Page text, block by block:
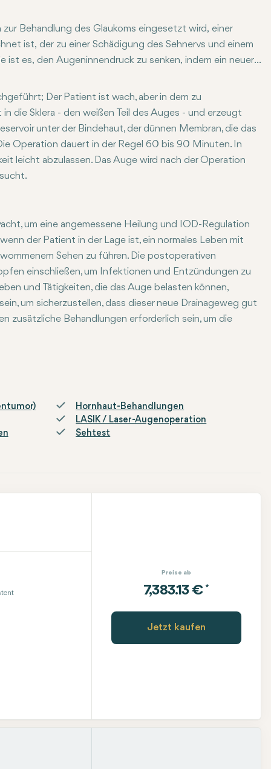
Behandlung des Glaukoms eingesetzt wird, einer
ist, der zu einer Schädigung des Sehnervs und einem
ist es, den Augeninnendruck zu senken, indem ein neuer
kann. Dieses Verfahren wird im Allgemeinen in Fällen
Lasertherapie ausprobiert wurden und eine weitere
weitere Schädigung des Sehnervs, indem sie für eine
Der Patient ist wach, aber in dem zu
die Sklera - den weißen Teil des Auges - und erzeugt
unter der Bindehaut, der dünnen Membran, die das
Operation dauert in der Regel 60 bis 90 Minuten. In
leicht abzulassen. Das Auge wird nach der Operation
um eine angemessene Heilung und IOD-Regulation
der Patient in der Lage ist, ein normales Leben mit
Sehen zu führen. Die postoperativen
einschließen, um Infektionen und Entzündungen zu
und Tätigkeiten, die das Auge belasten können,
um sicherzustellen, dass dieser neue Drainageweg gut
zusätzliche Behandlungen erforderlich sein, um die
Hornhaut-Behandlungen
LASIK / Laser-Augenoperation
Sehtest
Preise ab
7,383.13 € *
Jetzt kaufen